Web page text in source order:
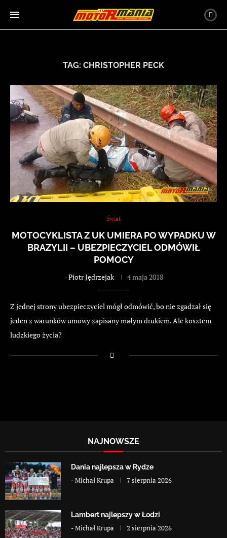
TAG: CHRISTOPHER PECK
Świat
MOTOCYKLISTA Z UK UMIERA PO WYPADKU W
BRAZYLII – UBEZPIECZYCIEL ODMÓWIŁ
POMOCY
-Piotr Jędrzejak 4 maja 2018
Z jednej strony ubezpieczyciel mógł odmówić, bo nie zgadzał się
jeden z warunków umowy zapisany małym drukiem. Ale kosztem
ludzkiego życia?
NAJNOWSZE
Dania najlepsza w Rydze
-Michał Krupa 7 sierpnia 2026
Lambert najlepszy w Łodzi
-Michał Krupa 2 sierpnia 2026